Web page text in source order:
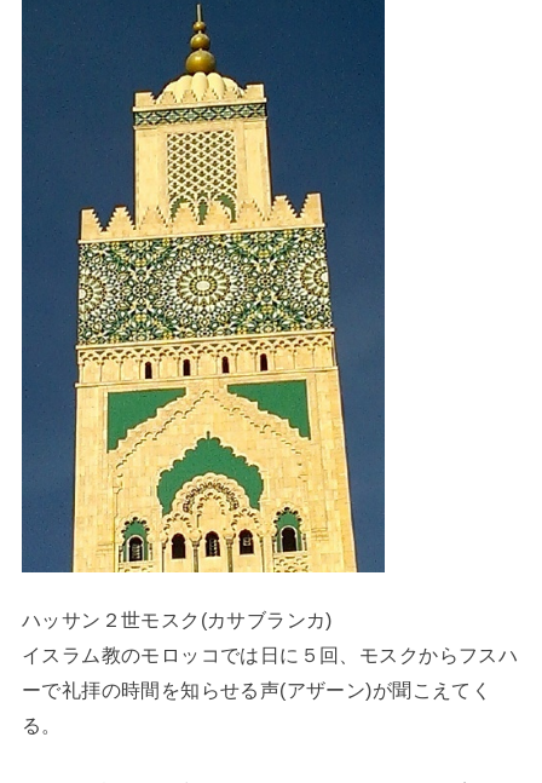
ハッサン２世モスク(カサブランカ)
イスラム教のモロッコでは日に５回、モスクからフスハ
ーで礼拝の時間を知らせる声(アザーン)が聞こえてく
る。